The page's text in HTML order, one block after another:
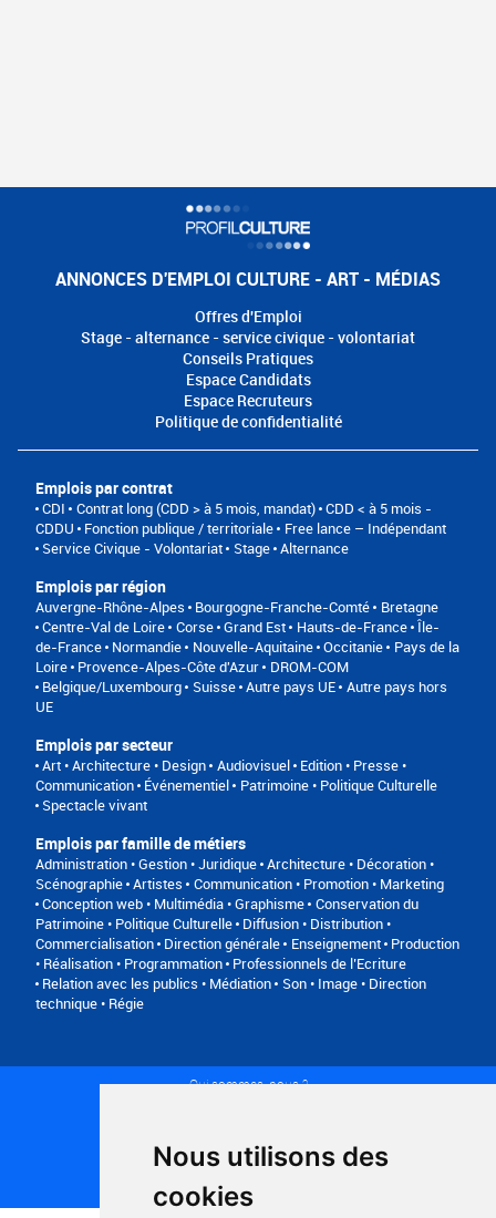
Nous utilisons des
cookies
ANNONCES D'EMPLOI CULTURE - ART - MÉDIAS
Offres d'Emploi
Stage - alternance - service civique - volontariat
Conseils Pratiques
Espace Candidats
Espace Recruteurs
Politique de confidentialité
Emplois par contrat
CDI Contrat long (CDD > à 5 mois, mandat) CDD < à 5 mois -
CDDU
Fonction publique / territoriale
Free lance – Indépendant
Service Civique - Volontariat
Stage Alternance
Emplois par région
Auvergne-Rhône-Alpes Bourgogne-Franche-Comté
Bretagne
Centre-Val de Loire Corse Grand Est Hauts-de-France Île-
de-France Normandie Nouvelle-Aquitaine Occitanie
Pays de la
Loire Provence-Alpes-Côte d'Azur
DROM-COM
Belgique/Luxembourg
Suisse Autre pays UE Autre pays hors
UE
Emplois par secteur
Art • Architecture • Design Audiovisuel Edition • Presse •
Communication Événementiel
Patrimoine • Politique Culturelle
Spectacle vivant
Emplois par famille de métiers
Administration • Gestion • Juridique Architecture • Décoration •
Scénographie Artistes
Communication • Promotion • Marketing
Conception web • Multimédia • Graphisme Conservation du
Patrimoine • Politique Culturelle Diffusion • Distribution •
Commercialisation Direction générale Enseignement Production
• Réalisation • Programmation Professionnels de l’Ecriture
Relation avec les publics • Médiation
Son • Image • Direction
technique • Régie
Qui sommes-nous ?
Plan du site
FAQ recruteurs
FAQ